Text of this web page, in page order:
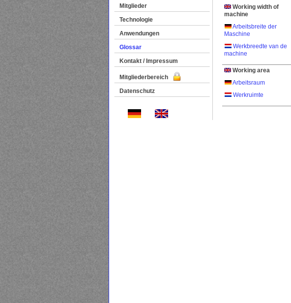
Mitglieder
Technologie
Anwendungen
Glossar
Kontakt / Impressum
Mitgliederbereich
Datenschutz
Working width of
machine
Arbeitsbreite der
Maschine
Werkbreedte van de
machine
Working area
Arbeitsraum
Werkruimte